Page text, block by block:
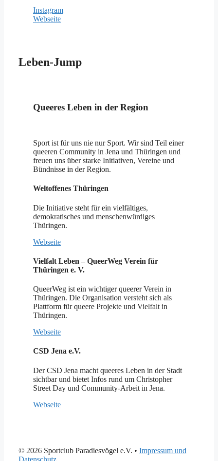
Instagram
Webseite
Leben-Jump
Queeres Leben in der Region
Sport ist für uns nie nur Sport. Wir sind Teil einer
queeren Community in Jena und Thüringen und
freuen uns über starke Initiativen, Vereine und
Bündnisse in der Region.
Weltoffenes Thüringen
Die Initiative steht für ein vielfältiges,
demokratisches und menschenwürdiges
Thüringen.
Webseite
Vielfalt Leben – QueerWeg Verein für
Thüringen e. V.
QueerWeg ist ein wichtiger queerer Verein in
Thüringen. Die Organisation versteht sich als
Plattform für queere Projekte und Vielfalt in
Thüringen.
Webseite
CSD Jena e.V.
Der CSD Jena macht queeres Leben in der Stadt
sichtbar und bietet Infos rund um Christopher
Street Day und Community-Arbeit in Jena.
Webseite
© 2026 Sportclub Paradiesvögel e.V. • Impressum und
Datenschutz